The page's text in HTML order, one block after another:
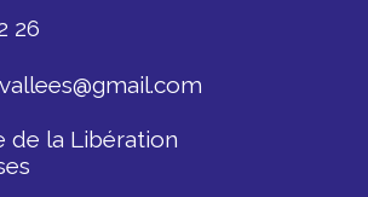
26
de la Libération